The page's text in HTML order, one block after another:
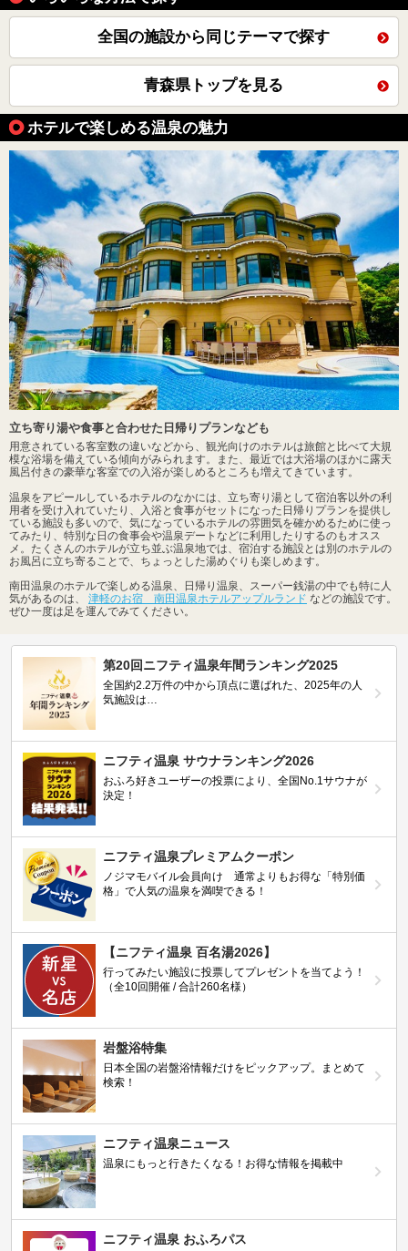
全国の施設から同じテーマで探す
青森県トップを見る
ホテルで楽しめる温泉の魅力
立ち寄り湯や食事と合わせた日帰りプランなども
用意されている客室数の違いなどから、観光向けのホテルは旅館と比べて大規
模な浴場を備えている傾向がみられます。また、最近では大浴場のほかに露天
風呂付きの豪華な客室での入浴が楽しめるところも増えてきています。
温泉をアピールしているホテルのなかには、立ち寄り湯として宿泊客以外の利
用者を受け入れていたり、入浴と食事がセットになった日帰りプランを提供し
ている施設も多いので、気になっているホテルの雰囲気を確かめるために使っ
てみたり、特別な日の食事会や温泉デートなどに利用したりするのもオスス
メ。たくさんのホテルが立ち並ぶ温泉地では、宿泊する施設とは別のホテルの
お風呂に立ち寄ることで、ちょっとした湯めぐりも楽しめます。
南田温泉のホテルで楽しめる温泉、日帰り温泉、スーパー銭湯の中でも特に人
気があるのは、 津軽のお宿 南田温泉ホテルアップルランド などの施設です。
ぜひ一度は足を運んでみてください。
第20回ニフティ温泉年間ランキング2025
全国約2.2万件の中から頂点に選ばれた、2025年の人
気施設は…
ニフティ温泉 サウナランキング2026
おふろ好きユーザーの投票により、全国No.1サウナが
決定！
ニフティ温泉プレミアムクーポン
ノジマモバイル会員向け 通常よりもお得な「特別価
格」で人気の温泉を満喫できる！
【ニフティ温泉 百名湯2026】
行ってみたい施設に投票してプレゼントを当てよう！
（全10回開催 / 合計260名様）
岩盤浴特集
日本全国の岩盤浴情報だけをピックアップ。まとめて
検索！
ニフティ温泉ニュース
温泉にもっと行きたくなる！お得な情報を掲載中
ニフティ温泉 おふろパス